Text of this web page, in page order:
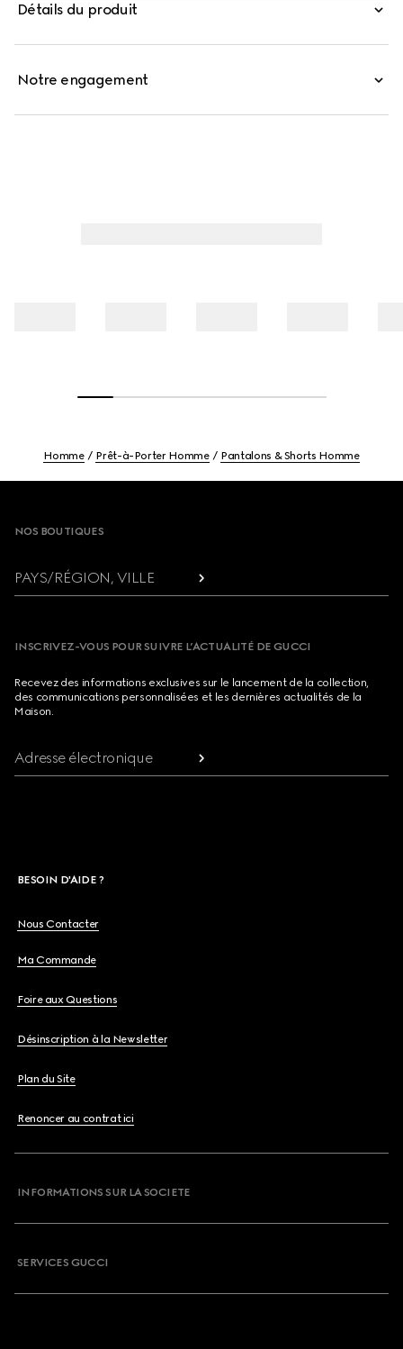
Gucci métallique.
Détails du produit
Notre engagement
Homme Prêt-à-Porter Homme Pantalons & Shorts Homme
NOS BOUTIQUES
PAYS/RÉGION, VILLE
INSCRIVEZ-VOUS POUR SUIVRE L’ACTUALITÉ DE GUCCI
Recevez des informations exclusives sur le lancement de la collection,
des communications personnalisées et les dernières actualités de la
Maison.
Adresse électronique
BESOIN D'AIDE ?
Nous Contacter
Ma Commande
Foire aux Questions
Désinscription à la Newsletter
Plan du Site
Renoncer au contrat ici
INFORMATIONS SUR LA SOCIETE
SERVICES GUCCI